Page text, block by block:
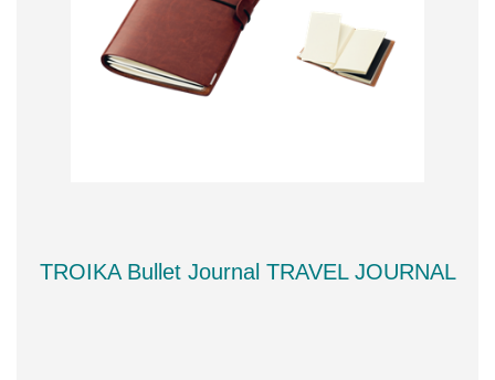
TROIKA Bullet Journal TRAVEL JOURNAL